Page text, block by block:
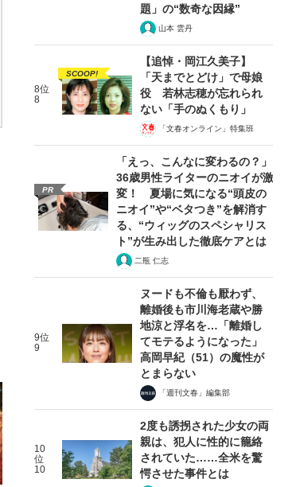
題」の“数奇な因縁”
山本 雲丹
8位
8
SCOOP!
【追悼・岡江久美子】
「天までとどけ」で母娘
役 若林志穂が忘れられ
ない「手のぬくもり」
「文春オンライン」特集班
PR
「えっ、こんなに変わるの？」
36歳男性ライターのニオイが激
変！ 夏場に気になる“頭皮の
ニオイ”や“ベタつき”を解消す
る、“ウィッグのスペシャリス
ト”が生み出した徹底ケアとは
二瓶 仁志
9位
9
ヌードも不倫も厭わず、
離婚後も市川海老蔵や勝
地涼と浮名を…「離婚し
てモテるようになった」
高岡早紀（51）の魔性が
とまらない
「週刊文春」編集部
10
位
10
2度も誘拐された少女の両
親は、犯人に性的に籠絡
されていた……全米を驚
愕させた事件とは